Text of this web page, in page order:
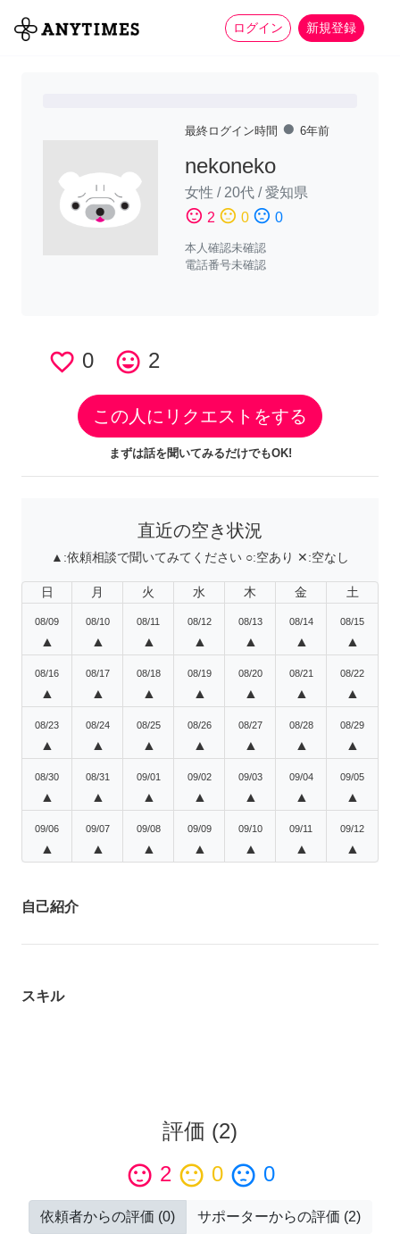
ログイン 新規登録
全て 家事 more_horiz
最終ログイン時間 fiber_manual_record 6年前
nekoneko
女性 / 20代 /愛知県
sentiment_satisfied 2 sentiment_neutral 0 sentiment_dissatisfied 0
本人確認未確認
電話番号未確認
favorite_border 0 tag_faces 2
この人にリクエストをする
まずは話を聞いてみるだけでもOK!
直近の空き状況
▲:依頼相談で聞いてみてください ○:空あり ✕:空なし
日 月 火 水 木 金 土
08/09
▲
08/10
▲
08/11
▲
08/12
▲
08/13
▲
08/14
▲
08/15
▲
08/16
▲
08/17
▲
08/18
▲
08/19
▲
08/20
▲
08/21
▲
08/22
▲
08/23
▲
08/24
▲
08/25
▲
08/26
▲
08/27
▲
08/28
▲
08/29
▲
08/30
▲
08/31
▲
09/01
▲
09/02
▲
09/03
▲
09/04
▲
09/05
▲
09/06
▲
09/07
▲
09/08
▲
09/09
▲
09/10
▲
09/11
▲
09/12
▲
自己紹介
スキル
評価 (2)
sentiment_satisfied 2 sentiment_neutral 0 sentiment_dissatisfied 0
依頼者からの評価 (0) サポーターからの評価 (2)